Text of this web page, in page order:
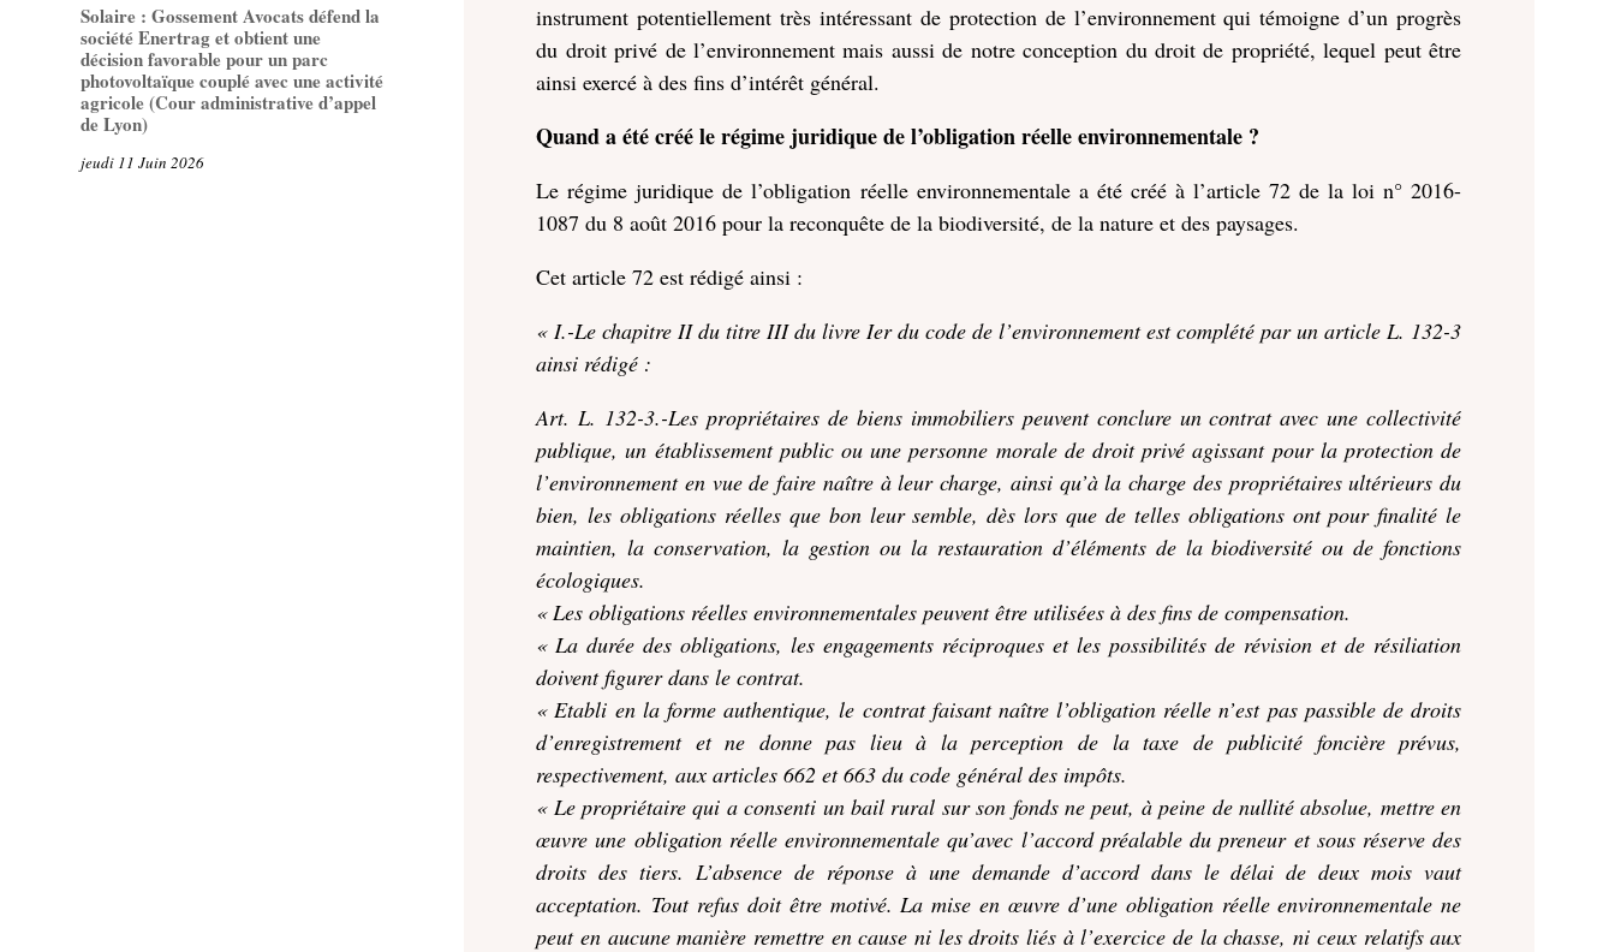
Solaire : Gossement Avocats défend la
société Enertrag et obtient une
décision favorable pour un parc
photovoltaïque couplé avec une activité
agricole (Cour administrative d’appel
de Lyon)
jeudi 11 Juin 2026
instrument potentiellement très intéressant de protection de l’environnement qui témoigne d’un progrès
du droit privé de l’environnement mais aussi de notre conception du droit de propriété, lequel peut être
ainsi exercé à des fins d’intérêt général.
Quand a été créé le régime juridique de l’obligation réelle environnementale ?
Le régime juridique de l’obligation réelle environnementale a été créé à l’article 72 de la loi n° 2016-
1087 du 8 août 2016 pour la reconquête de la biodiversité, de la nature et des paysages.
Cet article 72 est rédigé ainsi :
« I.-Le chapitre II du titre III du livre Ier du code de l’environnement est complété par un article L. 132-3
ainsi rédigé :
Art. L. 132-3.-Les propriétaires de biens immobiliers peuvent conclure un contrat avec une collectivité
publique, un établissement public ou une personne morale de droit privé agissant pour la protection de
l’environnement en vue de faire naître à leur charge, ainsi qu’à la charge des propriétaires ultérieurs du
bien, les obligations réelles que bon leur semble, dès lors que de telles obligations ont pour finalité le
maintien, la conservation, la gestion ou la restauration d’éléments de la biodiversité ou de fonctions
écologiques.
« Les obligations réelles environnementales peuvent être utilisées à des fins de compensation.
« La durée des obligations, les engagements réciproques et les possibilités de révision et de résiliation
doivent figurer dans le contrat.
« Etabli en la forme authentique, le contrat faisant naître l’obligation réelle n’est pas passible de droits
d’enregistrement et ne donne pas lieu à la perception de la taxe de publicité foncière prévus,
respectivement, aux articles 662 et 663 du code général des impôts.
« Le propriétaire qui a consenti un bail rural sur son fonds ne peut, à peine de nullité absolue, mettre en
œuvre une obligation réelle environnementale qu’avec l’accord préalable du preneur et sous réserve des
droits des tiers. L’absence de réponse à une demande d’accord dans le délai de deux mois vaut
acceptation. Tout refus doit être motivé. La mise en œuvre d’une obligation réelle environnementale ne
peut en aucune manière remettre en cause ni les droits liés à l’exercice de la chasse, ni ceux relatifs aux